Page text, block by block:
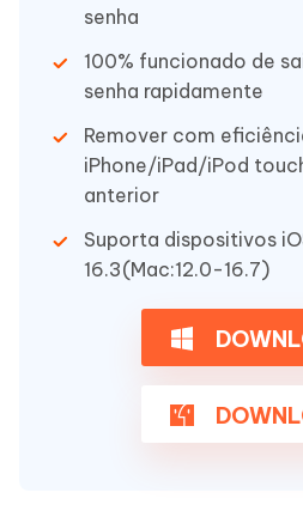
senha
100% funcionado de
senha rapidamente
Remover com
iPhone/iPad/iPod
anterior
Suporta dispositivos
16.3(Mac:12.0-16.7)